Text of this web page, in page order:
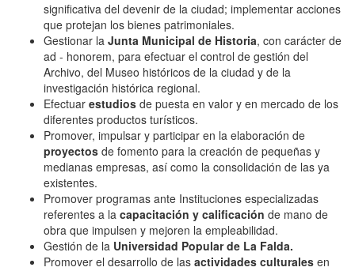
significativa del devenir de la ciudad; implementar acciones
que protejan los bienes patrimoniales.
Gestionar la Junta Municipal de Historia, con carácter de
ad - honorem, para efectuar el control de gestión del
Archivo, del Museo históricos de la ciudad y de la
investigación histórica regional.
Efectuar estudios de puesta en valor y en mercado de los
diferentes productos turísticos.
Promover, impulsar y participar en la elaboración de
proyectos de fomento para la creación de pequeñas y
medianas empresas, así como la consolidación de las ya
existentes.
Promover programas ante Instituciones especializadas
referentes a la capacitación y calificación de mano de
obra que impulsen y mejoren la empleabilidad.
Gestión de la Universidad Popular de La Falda.
Promover el desarrollo de las actividades culturales en